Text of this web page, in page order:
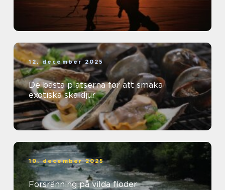
12. december 2025
De bästa platserna för att smaka
exotiska skaldjur
10. december 2025
Forsränning på vilda floder